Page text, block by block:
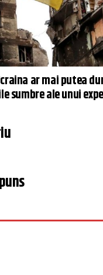
ar mai putea
sumbre ale unui